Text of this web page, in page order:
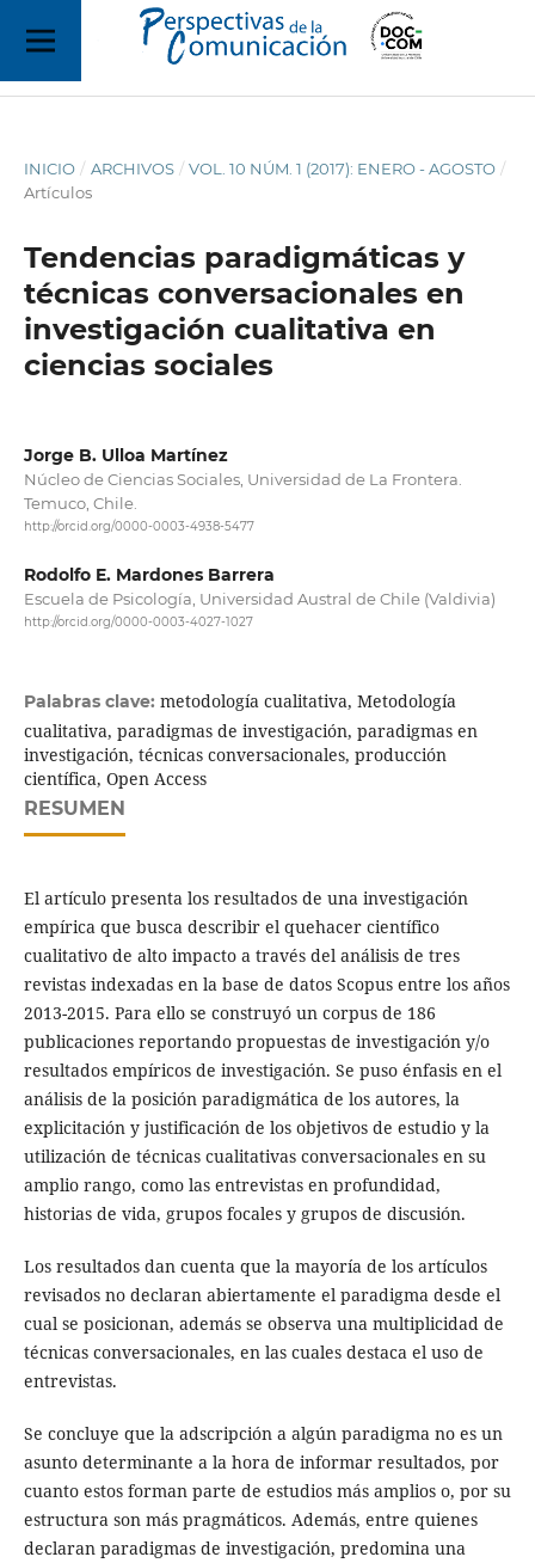
INICIO / ARCHIVOS / VOL. 10 NÚM. 1 (2017): ENERO - AGOSTO /
Artículos
Tendencias paradigmáticas y
técnicas conversacionales en
investigación cualitativa en
ciencias sociales
Jorge B. Ulloa Martínez
Núcleo de Ciencias Sociales, Universidad de La Frontera.
Temuco, Chile.
http://orcid.org/0000-0003-4938-5477
Rodolfo E. Mardones Barrera
Escuela de Psicología, Universidad Austral de Chile (Valdivia)
http://orcid.org/0000-0003-4027-1027
Palabras clave: metodología cualitativa, Metodología
cualitativa, paradigmas de investigación, paradigmas en
investigación, técnicas conversacionales, producción
científica, Open Access
RESUMEN
El artículo presenta los resultados de una investigación
empírica que busca describir el quehacer científico
cualitativo de alto impacto a través del análisis de tres
revistas indexadas en la base de datos Scopus entre los años
2013-2015. Para ello se construyó un corpus de 186
publicaciones reportando propuestas de investigación y/o
resultados empíricos de investigación. Se puso énfasis en el
análisis de la posición paradigmática de los autores, la
explicitación y justificación de los objetivos de estudio y la
utilización de técnicas cualitativas conversacionales en su
amplio rango, como las entrevistas en profundidad,
historias de vida, grupos focales y grupos de discusión.
Los resultados dan cuenta que la mayoría de los artículos
revisados no declaran abiertamente el paradigma desde el
cual se posicionan, además se observa una multiplicidad de
técnicas conversacionales, en las cuales destaca el uso de
entrevistas.
Se concluye que la adscripción a algún paradigma no es un
asunto determinante a la hora de informar resultados, por
cuanto estos forman parte de estudios más amplios o, por su
estructura son más pragmáticos. Además, entre quienes
declaran paradigmas de investigación, predomina una